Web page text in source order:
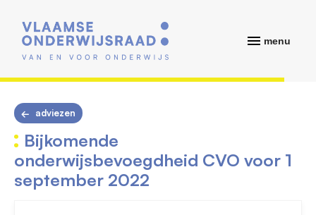
menu
adviezen
Bijkomende
onderwijsbevoegdheid CVO voor 1
september 2022